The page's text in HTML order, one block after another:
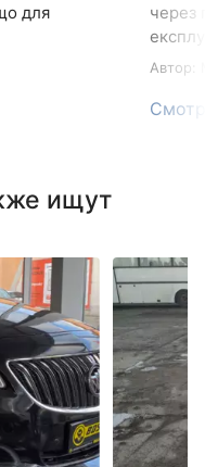
для
через
Автор:
ищут